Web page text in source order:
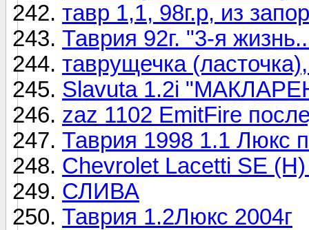
тавр 1,1, 98г.р, из
Таврия 92г. "3-я
таврущечка
Slavuta 1.2i
zaz 1102 EmitFire
Таврия 1998 1.1 Люкс
Chevrolet Lacetti SE
СЛИВА
Таврия 1.2Люкс 2004г